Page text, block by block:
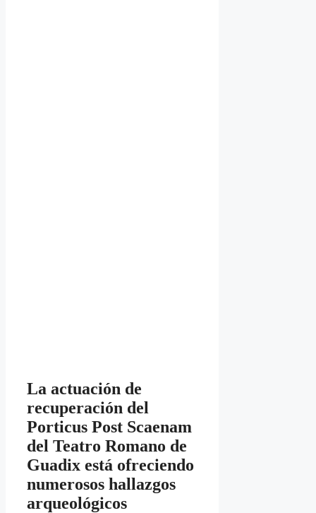
La actuación de
recuperación del
Porticus Post Scaenam
del Teatro Romano de
Guadix está ofreciendo
numerosos hallazgos
arqueológicos